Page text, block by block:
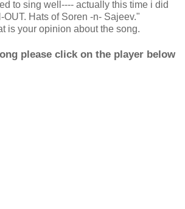
to sing well---- actually this time i did
Hats of Soren -n- Sajeev."
is your opinion about the song.
please click on the player below